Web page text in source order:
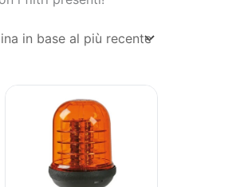
prezzo
originale
era:
€78,69.